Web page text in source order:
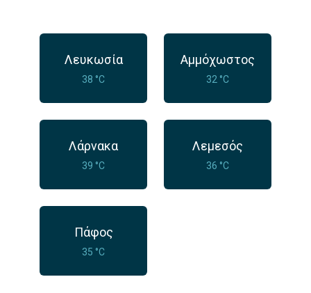
Λευκωσία
38 °C
Αμμόχωστος
32 °C
Λάρνακα
39 °C
Λεμεσός
36 °C
Πάφος
35 °C